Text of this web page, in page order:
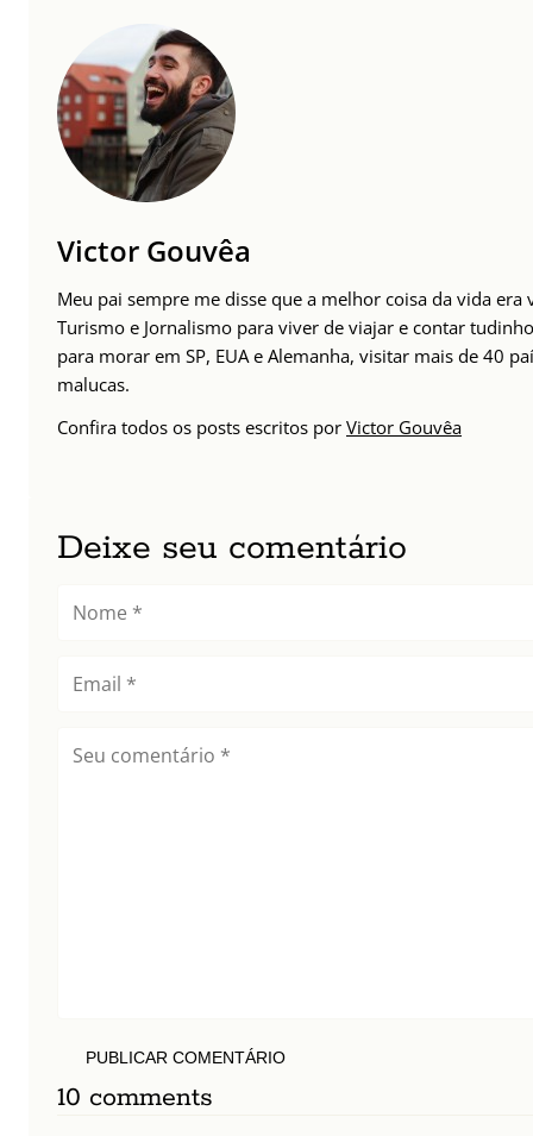
Victor Gouvêa
Meu pai sempre me disse que a melhor coisa da vida
Turismo e Jornalismo para viver de viajar e contar
para morar em SP, EUA e Alemanha, visitar mais de 40
malucas.
Confira todos os posts escritos por Victor Gouvêa
Deixe seu comentário
PUBLICAR COMENTÁRIO
10 comments